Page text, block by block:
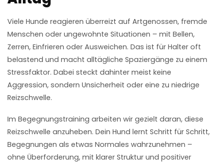
Viele Hunde reagieren überreizt auf Artgenossen, fremde
Menschen oder ungewohnte Situationen – mit Bellen,
Zerren, Einfrieren oder Ausweichen. Das ist für Halter oft
belastend und macht alltägliche Spaziergänge zu einem
Stressfaktor. Dabei steckt dahinter meist keine
Aggression, sondern Unsicherheit oder eine zu niedrige
Reizschwelle.
Im Begegnungstraining arbeiten wir gezielt daran, diese
Reizschwelle anzuheben. Dein Hund lernt Schritt für Schritt,
Begegnungen als etwas Normales wahrzunehmen –
ohne Überforderung, mit klarer Struktur und positiver